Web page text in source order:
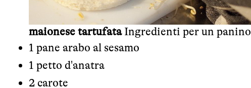
maionese tartufataIngredienti per un panino
1 pane arabo al sesamo
1 petto d'anatra
2 carote